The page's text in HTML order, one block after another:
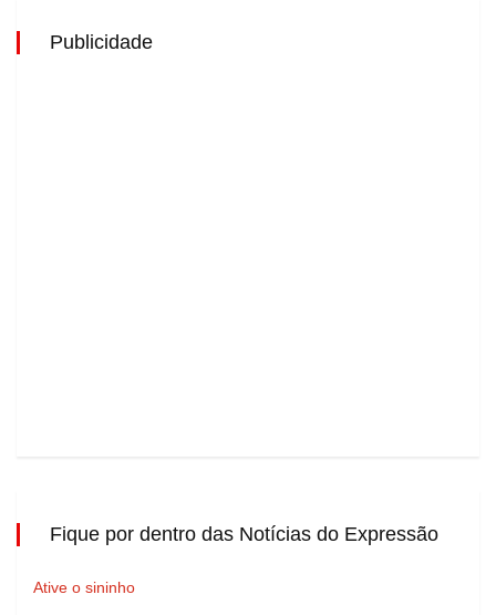
Publicidade
Fique por dentro das Notícias do Expressão
Ative o sininho